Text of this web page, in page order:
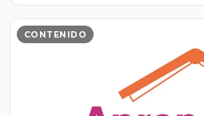
CONTENIDO